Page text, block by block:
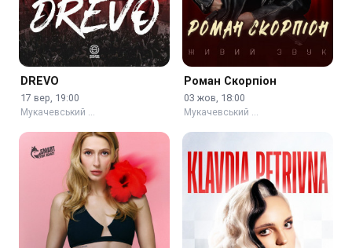
DREVO
17 вер, 19:00
Мукачевський …
Роман Скорпіон
03 жов, 18:00
Мукачевський …